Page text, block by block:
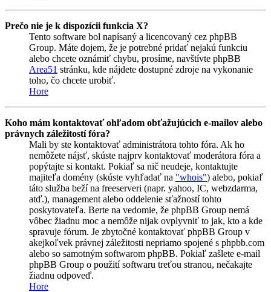
Prečo nie je k dispozícii funkcia X?
Tento software bol napísaný a licencovaný cez phpBB
Group. Máte dojem, že je potrebné pridať nejakú funkciu
alebo chcete oznámiť chybu, prosíme, navštívte phpBB
Area51 stránku, kde nájdete dostupné zdroje na vykonanie
toho, čo chcete urobiť.
Hore
Koho mám kontaktovať ohľadom obťažujúcich e-mailov alebo
právnych záležitostí fóra?
Mali by ste kontaktovať administrátora tohto fóra. Ak ho
nemôžete nájsť, skúste najprv kontaktovať moderátora fóra a
popýtajte si kontakt. Pokiaľ sa nič neudeje, kontaktujte
majiteľa domény (skúste vyhľadať na "whois") alebo, pokiaľ
táto služba beží na freeserveri (napr. yahoo, IC, webzdarma,
atď.), management alebo oddelenie sťažností tohto
poskytovateľa. Berte na vedomie, že phpBB Group nemá
vôbec žiadnu moc a nemôže nijak ovplyvniť to jak, kto a kde
spravuje fórum. Je zbytočné kontaktovať phpBB Group v
akejkoľvek právnej záležitosti nepriamo spojené s phpbb.com
alebo so samotným softwarom phpBB. Pokiaľ zašlete e-mail
phpBB Group o použití softwaru treťou stranou, nečakajte
žiadnu odpoveď.
Hore